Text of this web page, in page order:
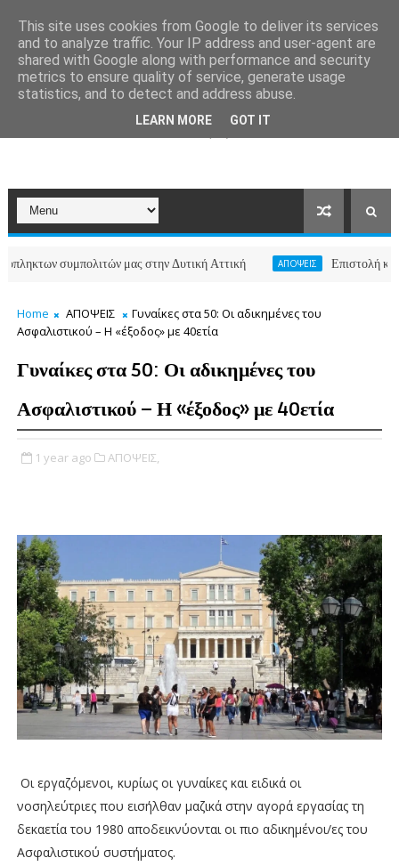
συμπολιτών μας στην Δυτική Αττική ΑΠΟΨΕΙΣ Επιστολή κατοίκων
Home ΑΠΟΨΕΙΣ
Γυναίκες στα 50: Οι αδικημένες του
Ασφαλιστικού – Η «έξοδος» με 40ετία
Γυναίκες στα 50: Οι αδικημένες του
Ασφαλιστικού – Η «έξοδος» με 40ετία
1 year ago ΑΠΟΨΕΙΣ,
Οι εργαζόμενοι, κυρίως οι γυναίκες και ειδικά οι
νοσηλεύτριες που εισήλθαν μαζικά στην αγορά εργασίας τη
δεκαετία του 1980 αποδεικνύονται οι πιο αδικημένοι/ες του
Ασφαλιστικού συστήματος.
This site uses cookies from Google to deliver its services
and to analyze traffic. Your IP address and user-agent are
shared with Google along with performance and security
metrics to ensure quality of service, generate usage
statistics, and to detect and address abuse.
LEARN MORE GOT IT